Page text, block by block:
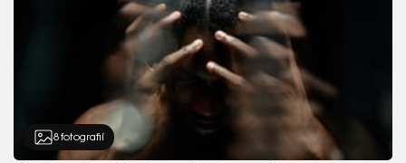
8 fotografií